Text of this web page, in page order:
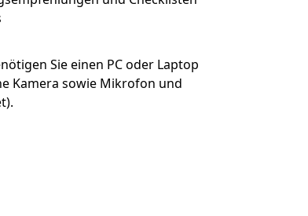
Sie einen PC oder Laptop
Kamera sowie Mikrofon und